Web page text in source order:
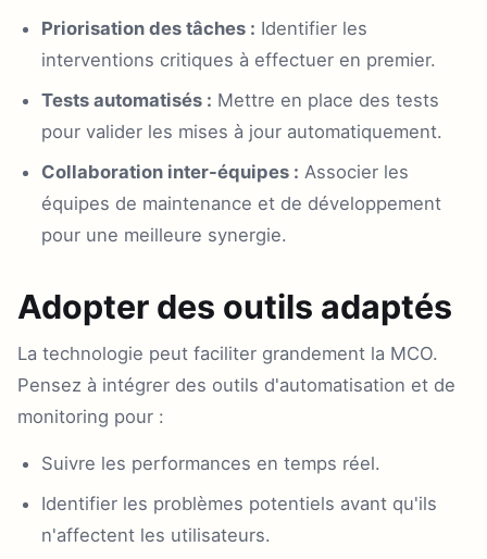
Priorisation des tâches : Identifier les
interventions critiques à effectuer en premier.
Tests automatisés : Mettre en place des tests
pour valider les mises à jour automatiquement.
Collaboration inter-équipes : Associer les
équipes de maintenance et de développement
pour une meilleure synergie.
Adopter des outils adaptés
La technologie peut faciliter grandement la MCO.
Pensez à intégrer des outils d'automatisation et de
monitoring pour :
Suivre les performances en temps réel.
Identifier les problèmes potentiels avant qu'ils
n'affectent les utilisateurs.